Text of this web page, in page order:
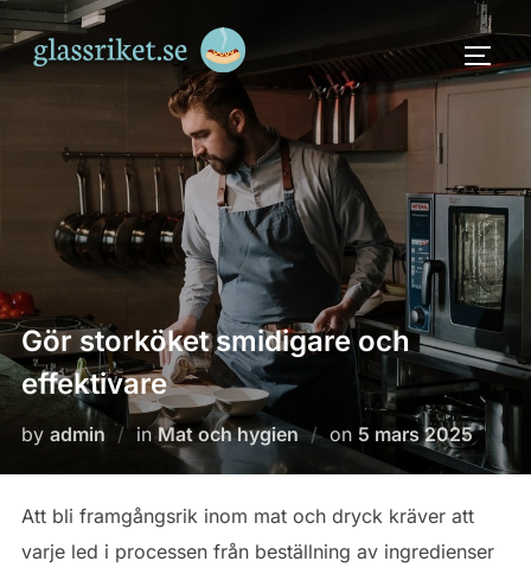
Skip
to
Gör storköket smidigare och
effektivare
by admin inMat och hygien on Posted
on
5 mars 2025
Att bli framgångsrik inom mat och dryck kräver att
varje led i processen från beställning av ingredienser